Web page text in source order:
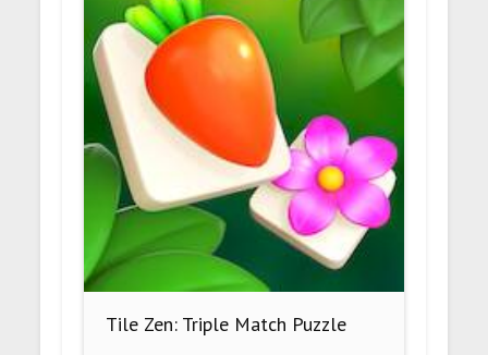
Tile Zen: Triple Match Puzzle